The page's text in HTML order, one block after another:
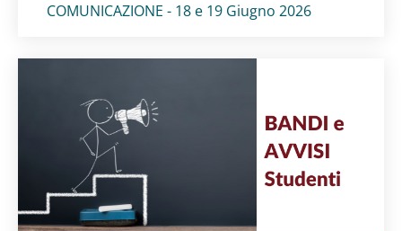
COMUNICAZIONE - 18 e 19 Giugno 2026